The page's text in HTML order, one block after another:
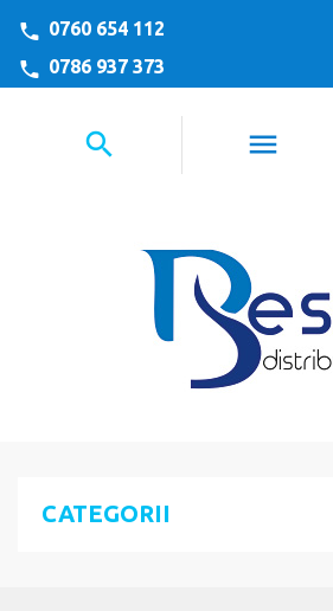
0760 654 112
0786 937 373
CATEGORII